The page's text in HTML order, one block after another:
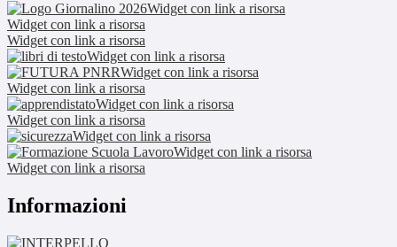
Widget con link a risorsa
Widget con link a risorsa
Widget con link a risorsa
Widget con link a risorsa
Widget con link a risorsa
Widget con link a risorsa
Widget con link a risorsa
Widget con link a risorsa
Widget con link a risorsa
Widget con link a risorsa
Widget con link a risorsa
Informazioni